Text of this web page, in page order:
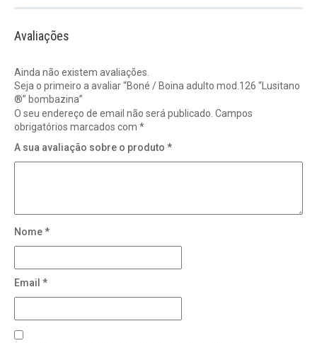
Avaliações
Ainda não existem avaliações.
Seja o primeiro a avaliar “Boné / Boina adulto mod.126 “Lusitano
®” bombazina”
O seu endereço de email não será publicado. Campos
obrigatórios marcados com *
A sua avaliação sobre o produto *
Nome*
Email *